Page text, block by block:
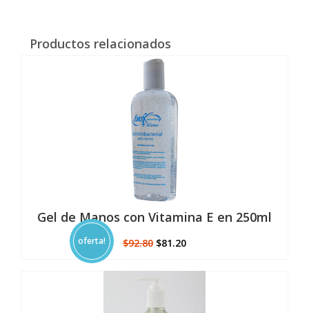
Productos relacionados
Gel de Manos con Vitamina E en 250ml
$92.80 El
$81.20El